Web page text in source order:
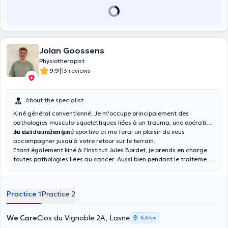
Jolan Goossens
Physiotherapist
9.9|13 reviews
About the specialist
Kiné général conventionné. Je m'occupe principalement des
pathologies musculo-squelettiques liées à un trauma, une opération
ou de la surcharge.
Je suis formé en kiné sportive et me ferai un plaisir de vous
accompagner jusqu'à votre retour sur le terrain.
Etant également kiné à l'Institut Jules Bordet, je prends en charge
toutes pathologies liées au cancer. Aussi bien pendant le traitement
Practice 1Practice 2
We CareClos du Vignoble 2A, Lasne 6,6 km